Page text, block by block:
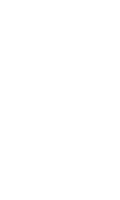
El estreno de
En la esperada
«Despierta,